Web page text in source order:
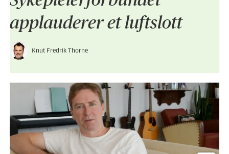
applauderer et luftslott
Knut Fredrik Thorne